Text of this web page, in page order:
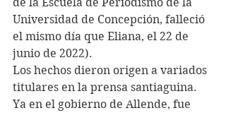
Universidad de Concepción, falleció
el mismo día que Eliana, el 22 de
junio de 2022).
Los hechos dieron origen a variados
titulares en la prensa santiaguina.
Ya en el gobierno de Allende, fue